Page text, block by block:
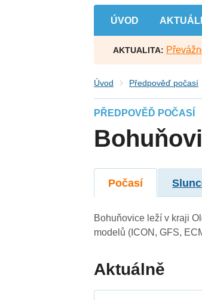
ÚVOD
AKTUALITA:
Úvod Předpověď počasí
PŘEDPOVĚĎ POČASÍ
Počasí
Bohuňovice leží v kraji
modelů (ICON, GFS,
Aktuálně